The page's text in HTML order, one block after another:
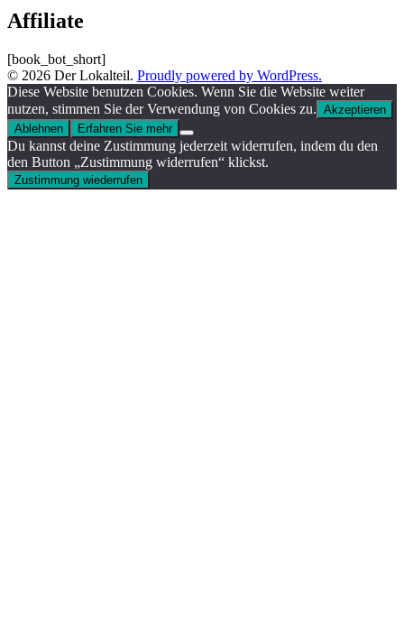
Affiliate
[book_bot_short]
© 2026 Der Lokalteil. Proudly powered by WordPress.
Diese Website benutzen Cookies. Wenn Sie die Website weiter
nutzen, stimmen Sie der Verwendung von Cookies zu. Akzeptieren
Ablehnen
Erfahren Sie mehr
Du kannst deine Zustimmung jederzeit widerrufen, indem du den
den Button „Zustimmung widerrufen“ klickst.
Zustimmung wiederrufen